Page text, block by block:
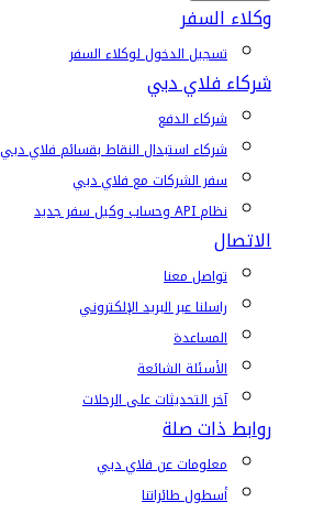
وكلاء السفر
تسجيل الدخول لوكلاء السفر
شركاء فلاي دبي
شركاء الدفع
شركاء استبدال النقاط بقسائم فلاي دبي
سفر الشركات مع فلاي دبي
نظام API وحساب وكيل سفر جديد
الاتصال
تواصل معنا
راسلنا عبر البريد الإلكتروني
المساعدة
الأسئلة الشائعة
آخر التحديثات على الرحلات
روابط ذات صلة
معلومات عن فلاي دبي
أسطول طائراتنا